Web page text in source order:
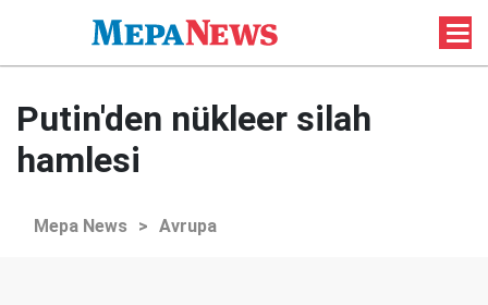
Putin'den nükleer silah
hamlesi
Mepa News > Avrupa